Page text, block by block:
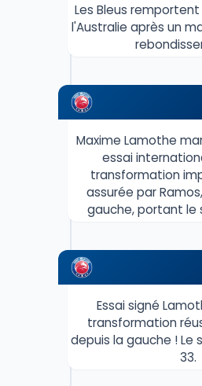
Les Bleus
l'Australie après un
Maxime Lamothe
essai
transformation
assurée par
gauche, portant le
Essai signé
transformation
depuis la gauche ! Le
33.